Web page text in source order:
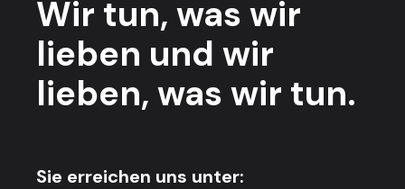
Wir tun,was wir
lieben und wir
lieben, was wir tun.
Sie erreichen uns unter: